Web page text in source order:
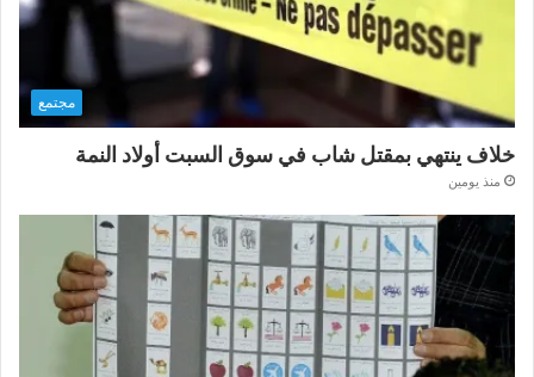
مجتمع
خلاف ينتهي بمقتل شاب في سوق السبت أولاد النمة
منذ يومين